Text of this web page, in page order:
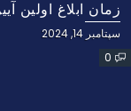
زمان ابلاغ اولین
سپتامبر 14, 2024
0